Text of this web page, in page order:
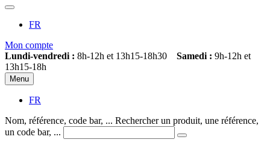
FR
Mon compte
Lundi-vendredi : 8h-12h et 13h15-18h30 Samedi : 9h-12h et
13h15-18h
Menu
FR
Nom, référence, code bar, ... Rechercher un produit, une référence,
un code bar, ...